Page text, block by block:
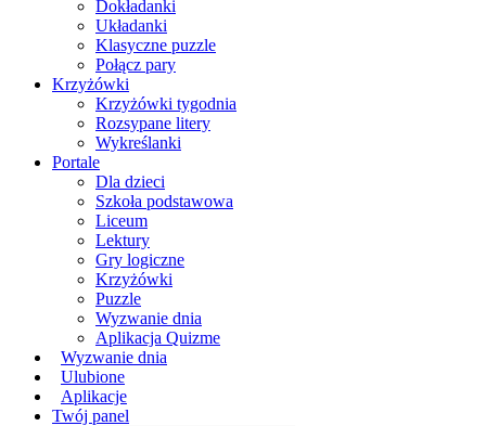
Dokładanki
Układanki
Klasyczne puzzle
Połącz pary
Krzyżówki
Krzyżówki tygodnia
Rozsypane litery
Wykreślanki
Portale
Dla dzieci
Szkoła podstawowa
Liceum
Lektury
Gry logiczne
Krzyżówki
Puzzle
Wyzwanie dnia
Aplikacja Quizme
Wyzwanie dnia
Ulubione
Aplikacje
Twój panel